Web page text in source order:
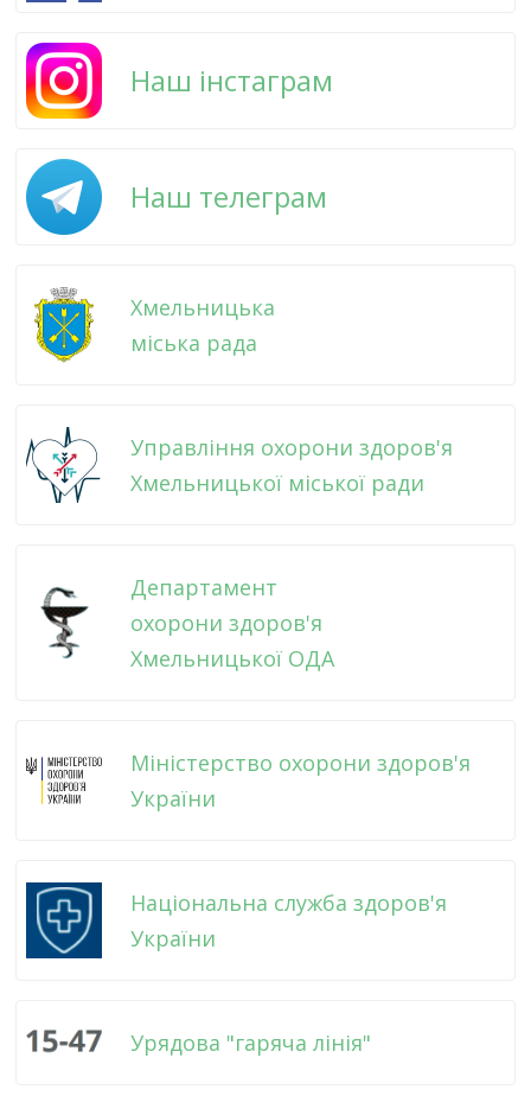
Наш інстаграм
Наш телеграм
Хмельницька
міська рада
Управління охорони здоров'я
Хмельницької міської ради
Департамент
охорони здоров'я
Хмельницької ОДА
Міністерство охорони здоров'я
України
Національна служба здоров'я
України
Урядова "гаряча лінія"